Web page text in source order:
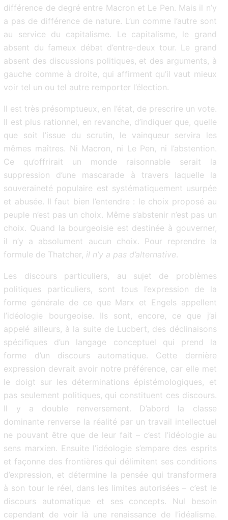
différence de degré entre Macron et Le Pen. Mais il n’y
a pas de différence de nature. L’un comme l’autre sont
au service du capitalisme. Le capitalisme, le grand
absent du fameux débat d’entre-deux tour. Le grand
absent des discussions politiques, et des arguments, à
gauche comme à droite, qui affirment qu’il vaut mieux
voir tel un ou tel autre remporter l’élection.
Il est très présomptueux, en l’état, de prescrire un vote.
Il est plus rationnel, en revanche, d’indiquer que, quelle
que soit l’issue du scrutin, le vainqueur servira les
mêmes maîtres. Ni Macron, ni Le Pen, ni l’abstention.
Ce qu’offrirait un monde raisonnable serait la
suppression d’une mascarade à travers laquelle la
souveraineté populaire est systématiquement usurpée
et abusée. Il faut bien l’entendre : le choix proposé au
peuple n’est pas un choix. Même s’abstenir n’est pas un
choix. Quand la bourgeoisie est destinée à gouverner,
il n’y a absolument aucun choix. Pour reprendre la
formule de Thatcher, il n’y a pas d’alternative.
Les discours particuliers, au sujet de problèmes
politiques particuliers, sont tous l’expression de la
forme générale de ce que Marx et Engels appellent
l’idéologie bourgeoise. Ils sont, encore, ce que j’ai
appelé ailleurs, à la suite de Lucbert, des déclinaisons
spécifiques d’un langage conceptuel qui prend la
forme d’un discours automatique. Cette dernière
expression devrait avoir notre préférence, car elle met
le doigt sur les déterminations épistémologiques, et
pas seulement politiques, qui constituent ces discours.
Il y a double renversement. D’abord la classe
dominante renverse la réalité par un travail intellectuel
ne pouvant être que de leur fait – c’est l’idéologie au
sens marxien. Ensuite l’idéologie s’empare des esprits
et façonne des frontières qui délimitent ses conditions
d’expression, et détermine la pensée qui transformera
à son tour le réel, dans les limites autorisées – c’est le
discours automatique et ses concepts. Nul besoin
cependant de voir là une renaissance de l’idéalisme.